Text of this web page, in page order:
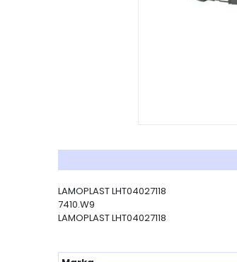
LAMOPLAST LHT04027118
7410.W9
LAMOPLAST LHT04027118